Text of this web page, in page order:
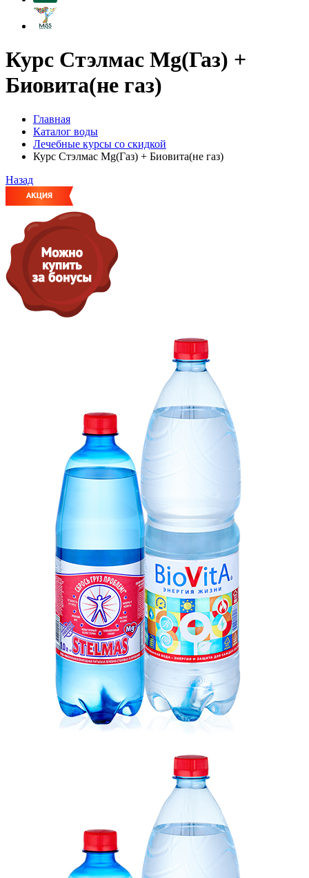
Курс Стэлмас Mg(Газ) +
Биовита(не газ)
Главная
Каталог воды
Лечебные курсы со скидкой
Курс Стэлмас Mg(Газ) + Биовита(не газ)
Назад